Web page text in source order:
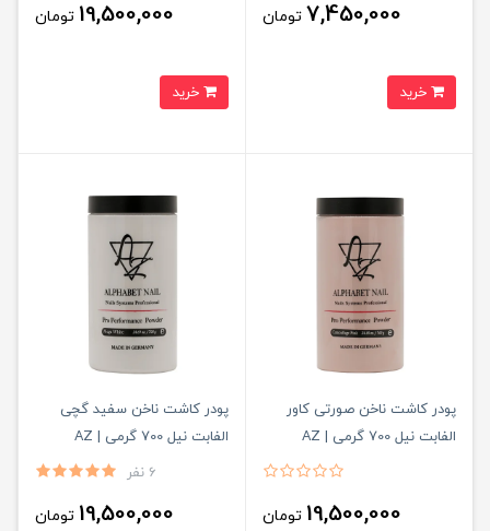
7,450,000 تومان 19,500,000 تومان
پودر کاشت ناخن صورتی کاور
الفابت نیل 700 گرمی | AZ
19,500,000 تومان
پودر کاشت ناخن سفید گچی
الفابت نیل 700 گرمی | AZ
6 نفر
19,500,000 تومان